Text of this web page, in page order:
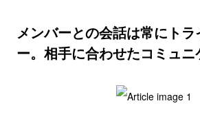
メンバーとの会話は常にトラ
ー。相手に合わせたコミュ